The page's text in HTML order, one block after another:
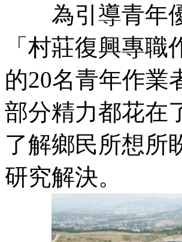
為引導青年優
「村莊復興專
的20名青年作業
部分精力都花在
了解鄉民所想所
研究解決。